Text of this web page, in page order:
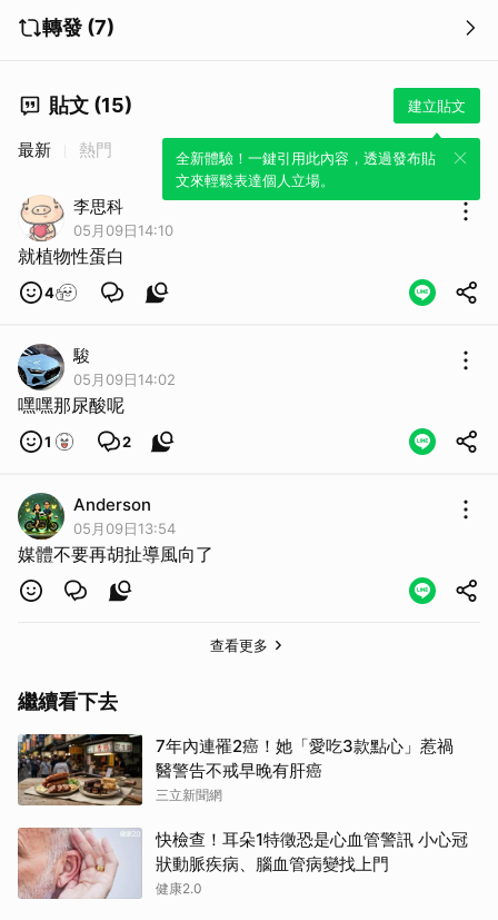
轉發 (7)
貼文 (15) 建立貼文
全新體驗！一鍵引用此內容，透過發布貼
文來輕鬆表達個人立場。
最新 熱門
李思科
05月09日14:10
就植物性蛋白
4
駿
05月09日14:02
嘿嘿那尿酸呢
1 2
Anderson
05月09日13:54
媒體不要再胡扯導風向了
查看更多
繼續看下去
7年內連罹2癌！她「愛吃3款點心」惹禍
醫警告不戒早晚有肝癌
三立新聞網
快檢查！耳朵1特徵恐是心血管警訊 小心冠
狀動脈疾病、腦血管病變找上門
健康2.0
取消